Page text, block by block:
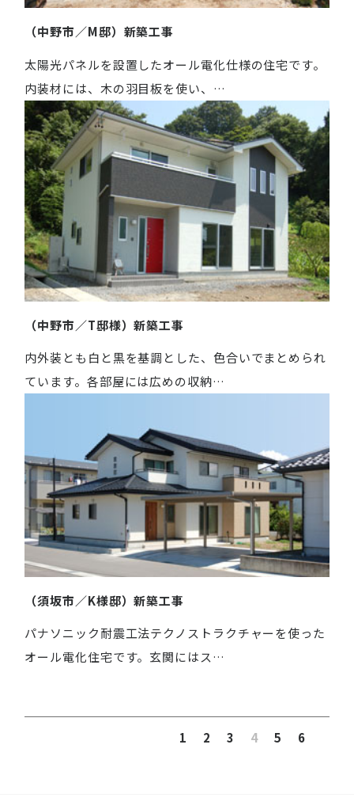
（中野市／M邸）新築工事
太陽光パネルを設置したオール電化仕様の住宅です。
内装材には、木の羽目板を使い、…
（中野市／T邸様）新築工事
内外装とも白と黒を基調とした、色合いでまとめられ
ています。各部屋には広めの収納…
（須坂市／K様邸）新築工事
パナソニック耐震工法テクノストラクチャーを使った
オール電化住宅です。玄関にはス…
1 2 3 4 5 6